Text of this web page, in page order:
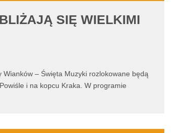
SIĘ WIELKIMI
Wianków – Święta Muzyki rozlokowane będą
i na kopcu Kraka. W programie